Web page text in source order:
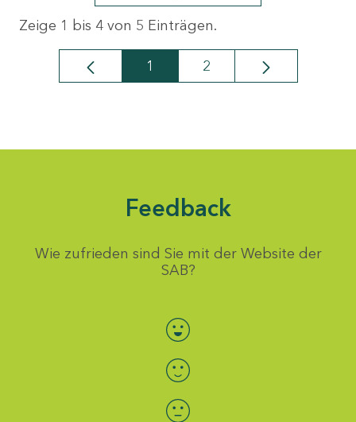
Zeige 1 bis 4 von 5 Einträgen.
Seite
1 Seite
2
Feedback
Wie zufrieden sind Sie mit der Website der
SAB?
Bewertung auswählen